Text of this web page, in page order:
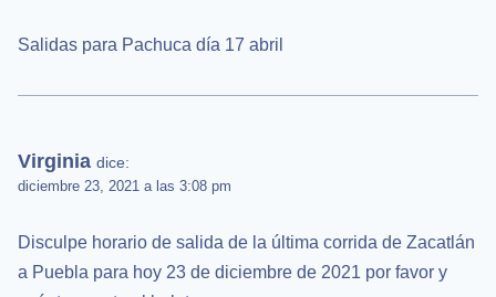
Salidas para Pachuca día 17 abril
Virginia dice:
diciembre 23, 2021 a las 3:08 pm
Disculpe horario de salida de la última corrida de Zacatlán
a Puebla para hoy 23 de diciembre de 2021 por favor y